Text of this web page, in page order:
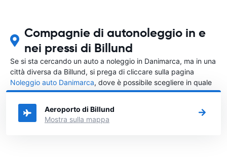
Compagnie di autonoleggio in e
nei pressi di Billund
Se si sta cercando un auto a noleggio in Danimarca, ma in una
città diversa da Billund, si prega di cliccare sulla pagina
Noleggio auto Danimarca, dove è possibile scegliere in quale
città in Danimarca si vuole noleggiare l'auto.
Aeroporto di Billund
Mostra sulla mappa